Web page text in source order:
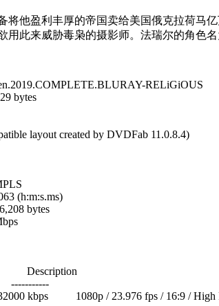
他盈利丰厚的帝国卖给美国俄克拉荷马亿
此来威胁毒枭的摄影师。法瑞尔的角色名
RELiGiOUS
bytes
layout created by DVDFab 11.0.8.4)
bytes
kbps 1080p / 23.976 fps / 16:9 / High